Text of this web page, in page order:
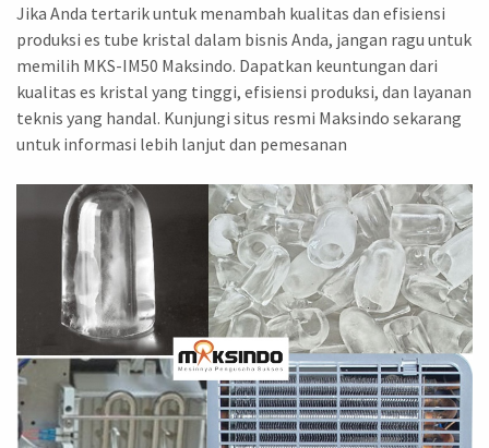
Jika Anda tertarik untuk menambah kualitas dan efisiensi
produksi es tube kristal dalam bisnis Anda, jangan ragu untuk
memilih MKS-IM50 Maksindo. Dapatkan keuntungan dari
kualitas es kristal yang tinggi, efisiensi produksi, dan layanan
teknis yang handal. Kunjungi situs resmi Maksindo sekarang
untuk informasi lebih lanjut dan pemesanan